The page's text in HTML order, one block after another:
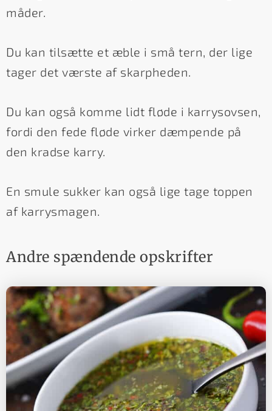
måder.
Du kan tilsætte et æble i små tern, der lige
tager det værste af skarpheden.
Du kan også komme lidt fløde i karrysovsen,
fordi den fede fløde virker dæmpende på
den kradse karry.
En smule sukker kan også lige tage toppen
af karrysmagen.
Andre spændende opskrifter